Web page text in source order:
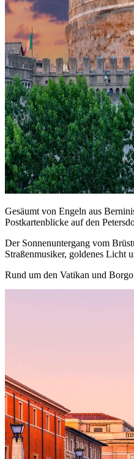
Gesäumt von Engeln aus
Postkartenblicke auf den
Der Sonnenuntergang vom
Straßenmusiker, goldenes Licht
Rund um den Vatikan und Borgo